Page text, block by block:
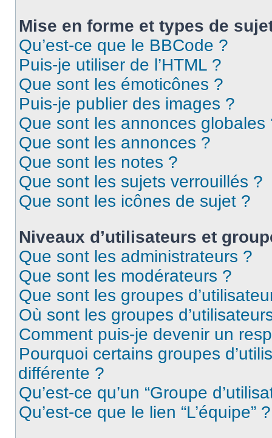
Mise en forme et types de
Qu’est-ce que le BBCode ?
Puis-je utiliser de l’HTML ?
Que sont les émoticônes ?
Puis-je publier des images ?
Que sont les annonces globales
Que sont les annonces ?
Que sont les notes ?
Que sont les sujets verrouillés ?
Que sont les icônes de sujet ?
Niveaux d’utilisateurs et
Que sont les administrateurs ?
Que sont les modérateurs ?
Que sont les groupes
Où sont les groupes
Comment puis-je devenir un
Pourquoi certains groupes
différente ?
Qu’est-ce qu’un “Groupe
Qu’est-ce que le lien “L’équipe” ?